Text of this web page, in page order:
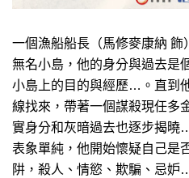
一個漁船船長（馬修麥康納 飾
無名小島，他的身分與過去是
小島上的目的與經歷…。直到
線找來，帶著一個謀殺現任多
實身分和灰暗過去也逐步揭曉
表象單純，他開始懷疑自己是
阱，殺人、情慾、欺騙、忌